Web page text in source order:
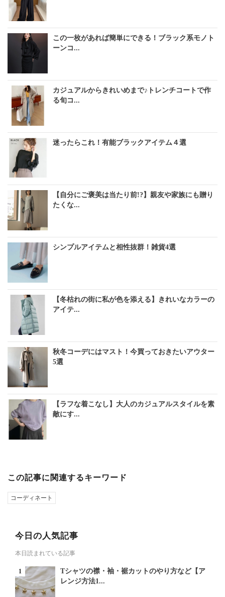
この一枚があれば簡単にできる！ブラック系モノト
ーンコ...
カジュアルからきれいめまで♪トレンチコートで作
る旬コ...
迷ったらこれ！有能ブラックアイテム４選
【自分にご褒美は当たり前!?】親友や家族にも贈り
たくな...
シンプルアイテムと相性抜群！雑貨4選
【冬枯れの街に私が色を添える】きれいなカラーの
アイテ...
秋冬コーデにはマスト！今買っておきたいアウター
5選
【ラフな着こなし】大人のカジュアルスタイルを素
敵にす...
この記事に関連するキーワード
コーディネート
今日の人気記事
本日読まれている記事
Tシャツの襟・袖・裾カットのやり方など【ア
レンジ方法1...